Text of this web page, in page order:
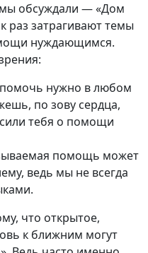
обсуждали — «Дом
раз затрагивают темы
нуждающимся.
нужно в любом
по зову сердца,
тебя о помощи
помощь может
ведь мы не всегда
что открытое,
к ближним могут